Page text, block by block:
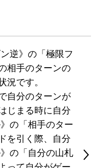
逆》の「極限フ
相手のターンの
況です。
自分のターンが
じまる時に自分
の「相手のター
を引く際、自分
の「自分の山札